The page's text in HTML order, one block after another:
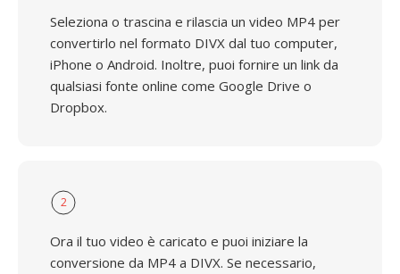
Seleziona o trascina e rilascia un video MP4 per
convertirlo nel formato DIVX dal tuo computer,
iPhone o Android. Inoltre, puoi fornire un link da
qualsiasi fonte online come Google Drive o
Dropbox.
2
Ora il tuo video è caricato e puoi iniziare la
conversione da MP4 a DIVX. Se necessario,